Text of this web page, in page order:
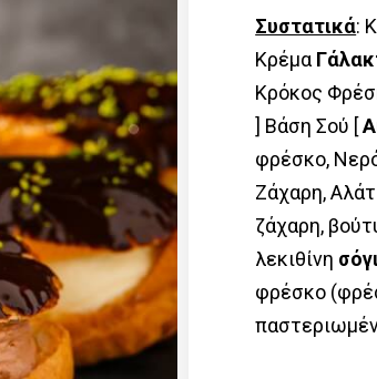
Συστατικά:
Kρέμα
Κρόκος
] Βάση Σού [
φρέσκο,
Ζάχαρη,
ζάχαρη,
λεκιθίνη
φρέσκο